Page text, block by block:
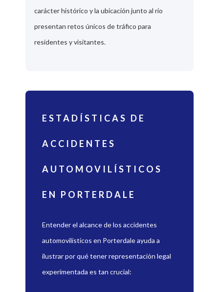
carácter histórico y la ubicación junto al río
presentan retos únicos de tráfico para
residentes y visitantes.
ESTADÍSTICAS DE
ACCIDENTES
AUTOMOVILÍSTICOS
EN PORTERDALE
Entender el alcance de los accidentes
automovilísticos en Porterdale ayuda a
ilustrar por qué tener representación legal
experimentada es tan crucial: